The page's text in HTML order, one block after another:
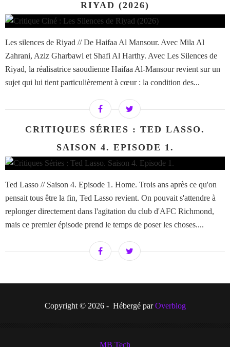
RIYAD (2026)
Les silences de Riyad // De Haifaa Al Mansour. Avec Mila Al
Zahrani, Aziz Gharbawi et Shafi Al Harthy. Avec Les Silences de
Riyad, la réalisatrice saoudienne Haifaa Al-Mansour revient sur un
sujet qui lui tient particulièrement à cœur : la condition des...
CRITIQUES SÉRIES : TED LASSO.
SAISON 4. EPISODE 1.
Ted Lasso // Saison 4. Episode 1. Home. Trois ans après ce qu'on
pensait tous être la fin, Ted Lasso revient. On pouvait s'attendre à
replonger directement dans l'agitation du club d'AFC Richmond,
mais ce premier épisode prend le temps de poser les choses....
Copyright © 2026 - Hébergé parOverblog
MB Tech